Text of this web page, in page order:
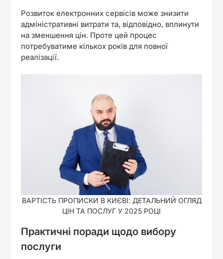
Розвиток електронних сервісів може знизити
адміністративні витрати та, відповідно, вплинути
на зменшення цін. Проте цей процес
потребуватиме кількох років для повної
реалізації.
ВАРТІСТЬ ПРОПИСКИ В КИЄВІ: ДЕТАЛЬНИЙ ОГЛЯД
ЦІН ТА ПОСЛУГ У 2025 РОЦІ
Практичні поради щодо вибору
послуги